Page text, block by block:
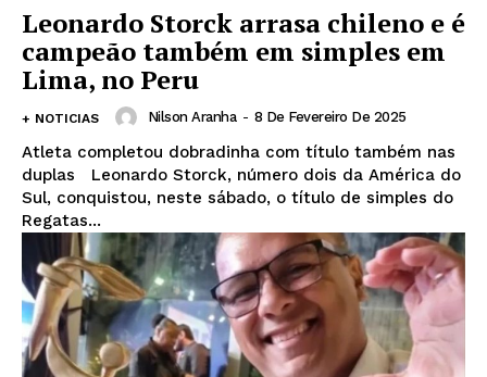
Leonardo Storck arrasa chileno e é
campeão também em simples em
Lima, no Peru
+ NOTICIAS Nilson Aranha - 8 De Fevereiro De 2025
Atleta completou dobradinha com título também nas
duplas Leonardo Storck, número dois da América do
Sul, conquistou, neste sábado, o título de simples do
Regatas...